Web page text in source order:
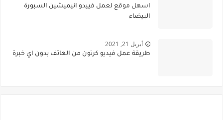
اسهل موقع لعمل فييدو انيميشين السبورة
البيضاء
أبريل 21, 2021
طريقة عمل فيديو كرتون من الهاتف بدون اي خبرة